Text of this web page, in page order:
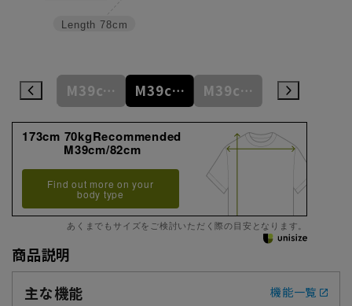
Length 78cm
M39cm/82cm M39cm/84cm M39cm/86cm
173cm 70kgRecommended
M39cm/82cm
Find out more on your
body type
あくまでもサイズをご検討いただく際の目安となります。
商品説明
主な機能
機能一覧